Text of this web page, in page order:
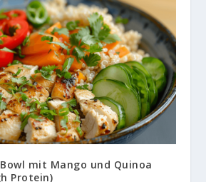
mit Mango und Quinoa
Protein)